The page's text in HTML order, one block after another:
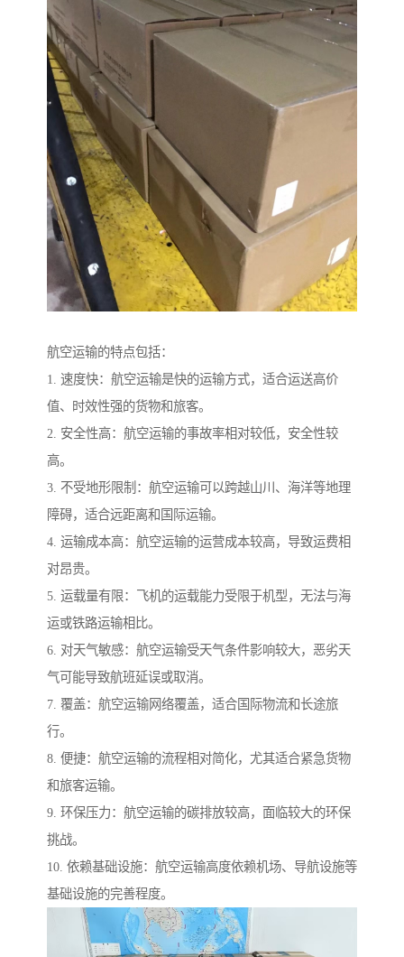
航空运输的特点包括：
1. 速度快：航空运输是快的运输方式，适合运送高价
值、时效性强的货物和旅客。
2. 安全性高：航空运输的事故率相对较低，安全性较
高。
3. 不受地形限制：航空运输可以跨越山川、海洋等地理
障碍，适合远距离和国际运输。
4. 运输成本高：航空运输的运营成本较高，导致运费相
对昂贵。
5. 运载量有限：飞机的运载能力受限于机型，无法与海
运或铁路运输相比。
6. 对天气敏感：航空运输受天气条件影响较大，恶劣天
气可能导致航班延误或取消。
7. 覆盖：航空运输网络覆盖，适合国际物流和长途旅
行。
8. 便捷：航空运输的流程相对简化，尤其适合紧急货物
和旅客运输。
9. 环保压力：航空运输的碳排放较高，面临较大的环保
挑战。
10. 依赖基础设施：航空运输高度依赖机场、导航设施等
基础设施的完善程度。